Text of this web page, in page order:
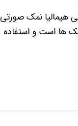
هیمالیا نمک صورتی
ها است و استفاده